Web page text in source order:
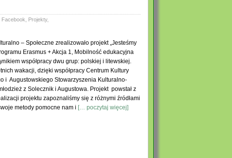
Facebook Projekty,
– Społeczne zrealizowało projekt „Jesteśmy
Erasmus + Akcja 1, Mobilność edukacyjna
współpracy dwu grup: polskiej i litewskiej.
wakacji, dzięki współpracy Centrum Kultury
i Augustowskiego Stowarzyszenia Kulturalno-
z Solecznik i Augustowa. Projekt powstał z
projektu zapoznaliśmy się z różnymi źródłami
metody pomocne nam i [… poczytaj więcej]